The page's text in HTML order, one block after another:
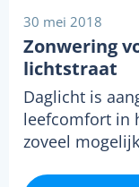
30 mei 2018
Zonwering
lichtstraat
Daglicht is
leefcomfort in
zoveel